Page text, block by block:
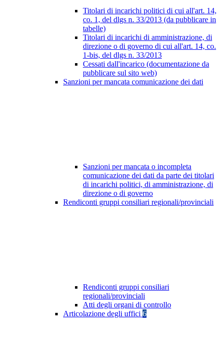
Titolari di incarichi politici di cui all'art. 14,
co. 1, del dlgs n. 33/2013 (da pubblicare in
tabelle)
Titolari di incarichi di amministrazione, di
direzione o di governo di cui all'art. 14, co.
1-bis, del dlgs n. 33/2013
Cessati dall'incarico (documentazione da
pubblicare sul sito web)
Sanzioni per mancata comunicazione dei dati
Sanzioni per mancata o incompleta
comunicazione dei dati da parte dei titolari
di incarichi politici, di amministrazione, di
direzione o di governo
Rendiconti gruppi consiliari regionali/provinciali
Rendiconti gruppi consiliari
regionali/provinciali
Atti degli organi di controllo
Articolazione degli uffici 6